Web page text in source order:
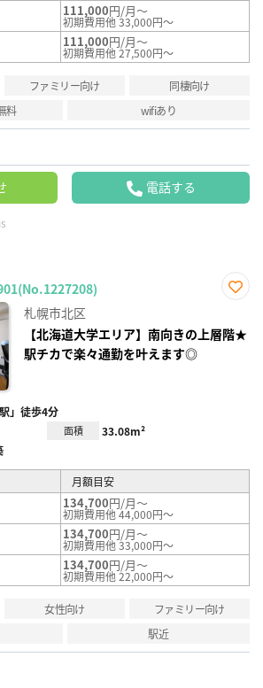
111,000円/月～
初期費用他 33,000円～
111,000円/月～
初期費用他 27,500円～
ファミリー向け
同棲向け
料
wifiあり
電話する
り登
録
札幌市北区
【北海道大学エリア】南向きの上層階★
駅チカで楽々通勤を叶えます◎
」徒歩4分
面積 33.08m²
月額目安
134,700円/月～
初期費用他 44,000円～
134,700円/月～
初期費用他 33,000円～
134,700円/月～
初期費用他 22,000円～
女性向け
ファミリー向け
駅近